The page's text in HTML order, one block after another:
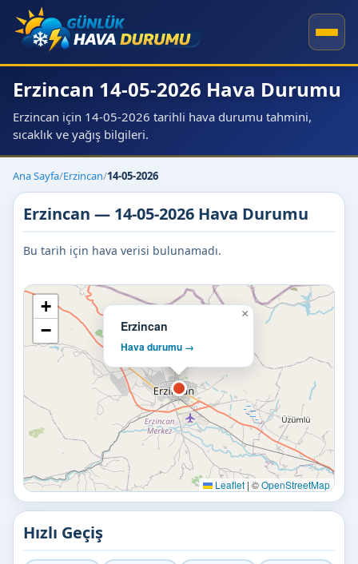
Erzincan 14-05-2026 Hava Durumu
Erzincan için 14-05-2026 tarihli hava durumu tahmini,
sıcaklık ve yağış bilgileri.
Ana Sayfa/Erzincan/14-05-2026
Erzincan — 14-05-2026 Hava Durumu
Bu tarih için hava verisi bulunamadı.
Erzincan
Hava durumu →
×
+
−
Leaflet | ©OpenStreetMap
Hızlı Geçiş